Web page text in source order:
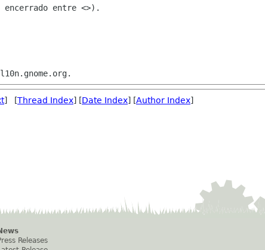
entre <>).
] [Thread Index] [Date Index] [Author Index]
Releases